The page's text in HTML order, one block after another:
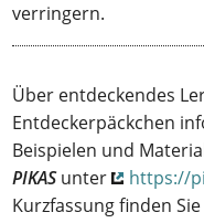
verringern.
Über entdeckendes
Entdeckerpäckchen
Beispielen und
PIKASunter https://
Kurzfassung finden